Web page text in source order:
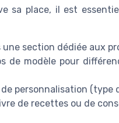
sa place, il est
une section dédiée aux
de modèle pour
personnalisation (type
de recettes ou de